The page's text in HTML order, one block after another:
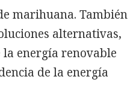
marihuana. También
alternativas,
energía renovable
de la energía